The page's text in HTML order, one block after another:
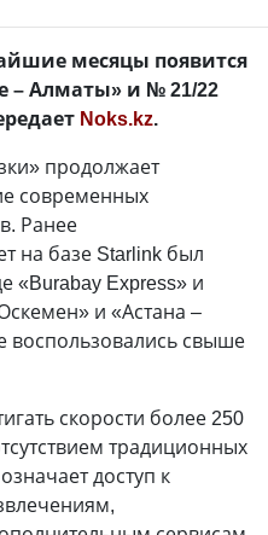
месяцы появится
– Алматы» и № 21/22
Noks.kz.
продолжает
современных
Ранее
на базе Starlink был
«Burabay Express» и
и «Астана –
воспользовались свыше
скорости более 250
традиционных
доступ к